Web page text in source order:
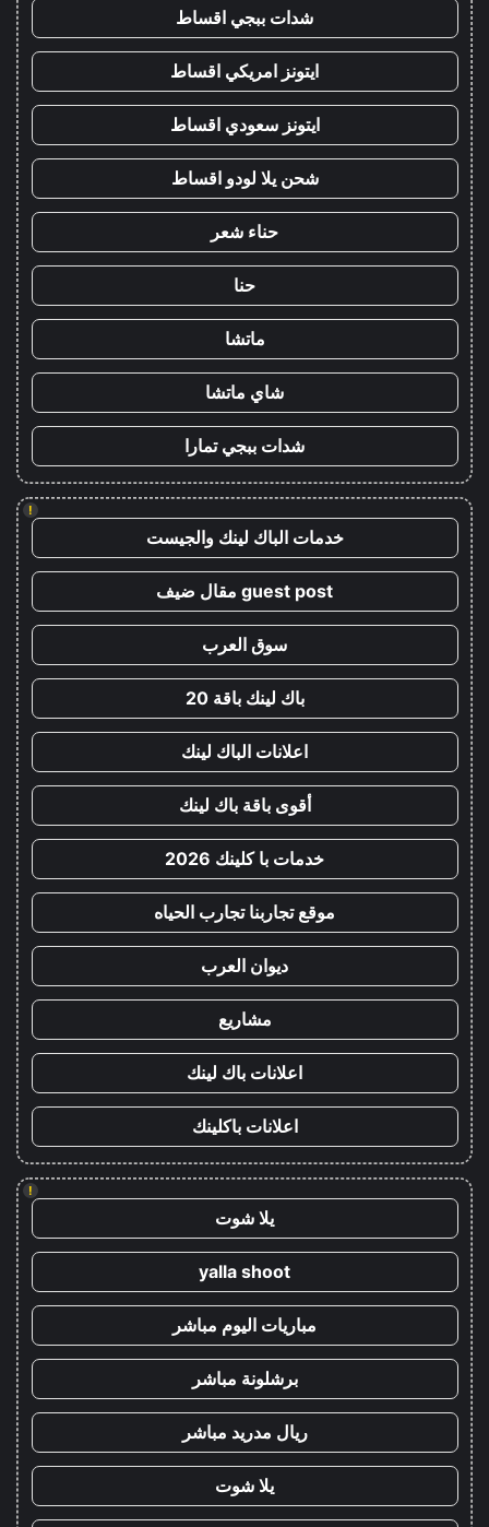
شدات ببجي اقساط
ايتونز امريكي اقساط
ايتونز سعودي اقساط
شحن يلا لودو اقساط
حناء شعر
حنا
ماتشا
شاي ماتشا
شدات ببجي تمارا
!
خدمات الباك لينك والجيست
guest post مقال ضيف
سوق العرب
باك لينك باقة 20
اعلانات الباك لينك
أقوى باقة باك لينك
خدمات با كلينك 2026
موقع تجاربنا تجارب الحياه
ديوان العرب
مشاريع
اعلانات باك لينك
اعلانات باكلينك
!
يلا شوت
yalla shoot
مباريات اليوم مباشر
برشلونة مباشر
ريال مدريد مباشر
يلا شوت